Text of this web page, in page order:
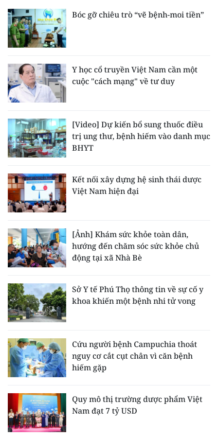
Bóc gỡ chiêu trò “vẽ bệnh-moi tiền”
Y học cổ truyền Việt Nam cần một
cuộc "cách mạng" về tư duy
[Video] Dự kiến bổ sung thuốc điều
trị ung thư, bệnh hiếm vào danh mục
BHYT
Kết nối xây dựng hệ sinh thái dược
Việt Nam hiện đại
[Ảnh] Khám sức khỏe toàn dân,
hướng đến chăm sóc sức khỏe chủ
động tại xã Nhà Bè
Sở Y tế Phú Thọ thông tin về sự cố y
khoa khiến một bệnh nhi tử vong
Cứu người bệnh Campuchia thoát
nguy cơ cắt cụt chân vì căn bệnh
hiếm gặp
Quy mô thị trường dược phẩm Việt
Nam đạt 7 tỷ USD